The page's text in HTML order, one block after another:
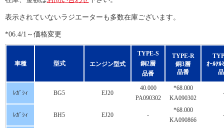
表示されていないラジエーターも多数在庫ございます。
*06.4/1～価格変更
車種 型式 エンジン型式
TYPE-S
銅2層
品番
TYPE-R
銅3層
品番
ｵｰﾙｱﾙ
ﾚｶﾞｼｨ BG5 EJ20
40.000
PA090302
*68.000
KA090302
ﾚｶﾞｼｨ BH5 EJ20 -
*68.000
KA090866